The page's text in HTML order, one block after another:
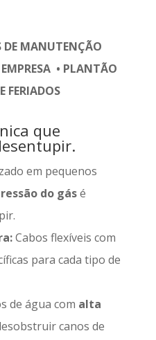
DE MANUTENÇÃO
• PLANTÃO
FERIADOS
que
em pequenos
do gásé
Cabos flexíveis com
para cada tipo de
de água com alta
canos de